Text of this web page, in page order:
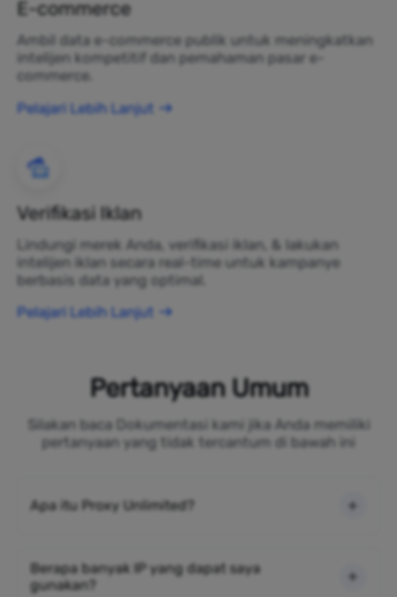
E-commerce
Ambil data e-commerce publik untuk meningkatkan
intelijen kompetitif dan pemahaman pasar e-
commerce.
Pelajari Lebih Lanjut
Verifikasi Iklan
Lindungi merek Anda, verifikasi iklan, & lakukan
intelijen iklan secara real-time untuk kampanye
berbasis data yang optimal.
Pelajari Lebih Lanjut
Pertanyaan Umum
Silakan baca Dokumentasi kami jika Anda memiliki
pertanyaan yang tidak tercantum di bawah ini
Apa itu Proxy Unlimited?
Berapa banyak IP yang dapat saya
gunakan?